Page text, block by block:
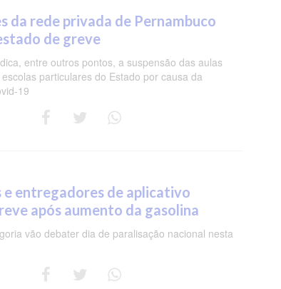
da rede privada de Pernambuco
de greve
entre outros pontos, a suspensão das aulas
particulares do Estado por causa da
19
entregadores de aplicativo
após aumento da gasolina
vão debater dia de paralisação nacional nesta